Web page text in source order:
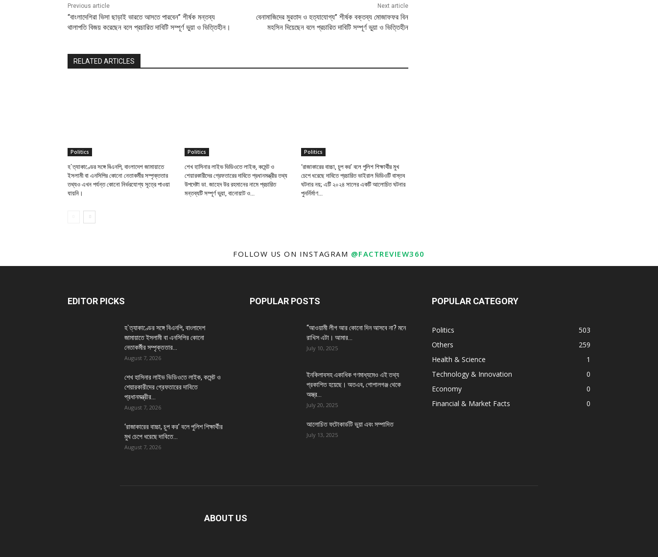
Previous article
“বাংলাদেশিরা ভিসা ছাড়াই ভারতে আসতে পারবেন” শীর্ষক মন্তব্য
থালাপতি বিজয় করেছেন বলে প্রচারিত দাবিটি সম্পূর্ণ ভুয়া ও ভিত্তিহীন।
Next article
বেনামাজিদের মুরতাদ ও হত্যাযোগ্য” শীর্ষক বক্তব্য মোজাফফর বিন
মহসিন দিয়েছেন বলে প্রচারিত দাবিটি সম্পূর্ণ ভুয়া ও ভিত্তিহীন
RELATED ARTICLES
Politics
হ`ত্যাকাণ্ডের সঙ্গে বিএনপি, বাংলাদেশ জামায়াতে
ইসলামী বা এনসিপির কোনো নেতাকর্মীর সম্পৃক্ততার
তথ্যও এখন পর্যন্ত কোনো নির্ভরযোগ্য সূত্রে পাওয়া
যায়নি।
Politics
শেখ হাসিনার লাইভ ভিডিওতে লাইক, কমেন্ট ও
শেয়ারকারীদের গ্রেফতারের দাবিতে প্রধানমন্ত্রীর তথ্য
উপদেষ্টা ডা. জাহেদ উর রহমানের নামে প্রচারিত
মন্তব্যটি সম্পূর্ণ ভুয়া, বানোয়াট ও...
Politics
‘রাজাকারের বাচ্চা, চুপ কর’ বলে পুলিশ শিক্ষার্থীর মুখ
চেপে ধরেছে দাবিতে প্রচারিত ভাইরাল ভিডিওটি বাস্তব
ঘটনার নয়; এটি ২০২৪ সালের একটি আলোচিত ঘটনার
পুনর্নির্মাণ...
FOLLOW US ON INSTAGRAM @FACTREVIEW360
EDITOR PICKS
হ`ত্যাকাণ্ডের সঙ্গে বিএনপি, বাংলাদেশ
জামায়াতে ইসলামী বা এনসিপির কোনো
নেতাকর্মীর সম্পৃক্ততার...
August 7, 2026
শেখ হাসিনার লাইভ ভিডিওতে লাইক, কমেন্ট ও
শেয়ারকারীদের গ্রেফতারের দাবিতে
প্রধানমন্ত্রীর...
August 7, 2026
‘রাজাকারের বাচ্চা, চুপ কর’ বলে পুলিশ শিক্ষার্থীর
মুখ চেপে ধরেছে দাবিতে...
August 7, 2026
POPULAR POSTS
“আওয়ামী লীগ আর কোনো দিন আসবে না? মনে
রাখিস এটা। আমার...
July 10, 2025
ইনকিলাবসহ একাধিক গণমাধ্যমেও এই তথ্য
প্রকাশিত হয়েছে। অতএব, গোপালগঞ্জ থেকে
অস্ত্র...
July 20, 2025
আলোচিত ফটোকার্ডটি ভুয়া এবং সম্পাদিত
July 13, 2025
POPULAR CATEGORY
Politics
503
Others
259
Health & Science
1
Technology & Innovation
0
Economy
0
Financial & Market Facts
0
ABOUT US